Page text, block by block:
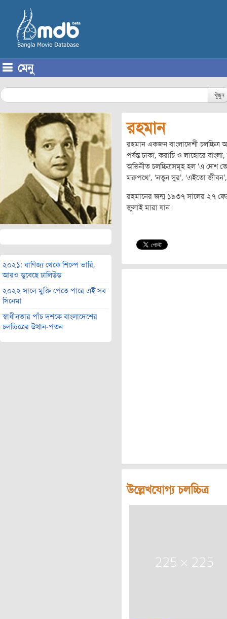
মেনু
খুঁজুন
২০২১: বাণিজ্য থেকে শিল্পে ভারি,
আরও ডুবেছে ঢালিউড
২০২২ সালে মুক্তি পেতে পারে এই সব
সিনেমা
স্বাধীনতার পাঁচ দশকে বাংলাদেশের
চলচ্চিত্রের উত্থান-পতন
রহমান
রহমান একজন বাংলাদেশী চলচ্চিত্র
পর্যন্ত ঢাকা, করাচি ও লাহোরে
অভিনীত চলচ্চিত্রসমূহ হল ‘এ দেশ
মরুপথে’, ‘নতুন সুর’, ‘এইতো জীবন’,
রহমানের জন্ম ১৯৩৭ সালের ২৭
জুলাই মারা যান।
উল্লেখযোগ্য চলচ্চিত্র